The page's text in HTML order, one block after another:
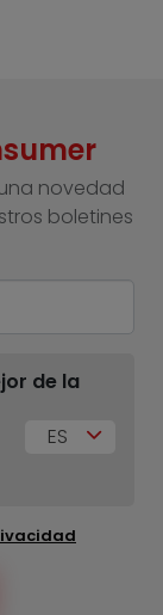
novedad
boletines
de la
ES